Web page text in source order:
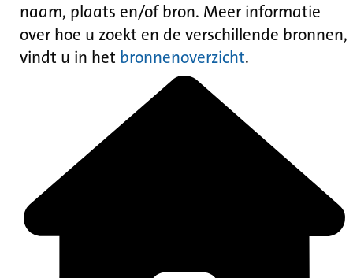
naam, plaats en/of bron. Meer informatie
over hoe u zoekt en de verschillende bronnen,
vindt u in het bronnenoverzicht.